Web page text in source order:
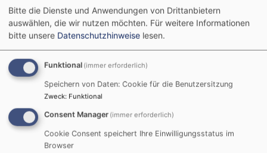
Evangelisch in Schweinfurt
Evang.-Luth. Pfarrei Schweinfurt-Stadt:
Christuskirche mit Arche, Dreieinigkeits-Kirche, Gustav-Adolf-Kirche, St.
Johannis, St. Lukas mit Gut Deutschhof, St. Salvator
Hauptnavigation
Bitte die Dienste und Anwendungen von Drittanbietern
auswählen, die wir nutzen möchten. Für weitere Informationen
bitte unsere Datenschutzhinweise lesen.
Funktional (immer erforderlich)
Speichern von Daten: Cookie für die Benutzersitzung
Zweck: Funktional
Consent Manager (immer erforderlich)
Cookie Consent speichert Ihre Einwilligungsstatus im
Browser